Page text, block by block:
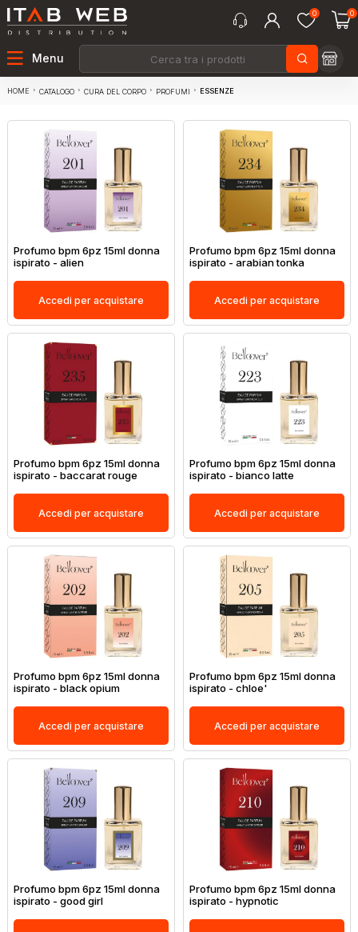
0 0
Menu
HOME CATALOGO CURA DEL CORPO PROFUMI ESSENZE
Profumo bpm 6pz 15ml donna
ispirato - alien
Accedi per acquistare
Profumo bpm 6pz 15ml donna
ispirato - arabian tonka
Accedi per acquistare
Profumo bpm 6pz 15ml donna
ispirato - baccarat rouge
Accedi per acquistare
Profumo bpm 6pz 15ml donna
ispirato - bianco latte
Accedi per acquistare
Profumo bpm 6pz 15ml donna
ispirato - black opium
Accedi per acquistare
Profumo bpm 6pz 15ml donna
ispirato - chloe'
Accedi per acquistare
Profumo bpm 6pz 15ml donna
ispirato - good girl
Profumo bpm 6pz 15ml donna
ispirato - hypnotic